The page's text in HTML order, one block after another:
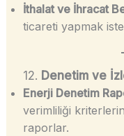
İthalat ve İhracat
ticareti yapmak
12. Denetim ve
Enerji Denetim
verimliliği
raporlar.